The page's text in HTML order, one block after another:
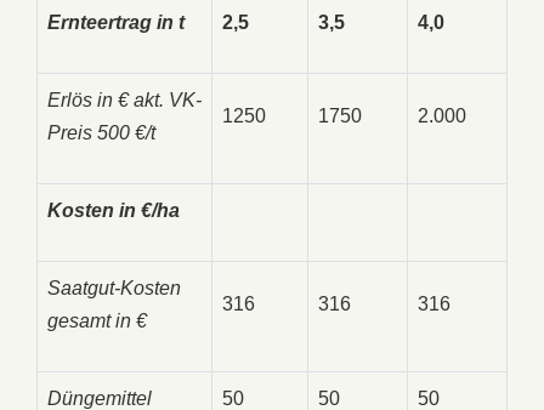
Ernteertrag in t 2,5 3,5 4,0
Erlös in € akt. VK-
Preis 500 €/t
1250 1750 2.000
Kosten in €/ha
Saatgut-Kosten
gesamt in €
316 316 316
Düngemittel 50 50 50